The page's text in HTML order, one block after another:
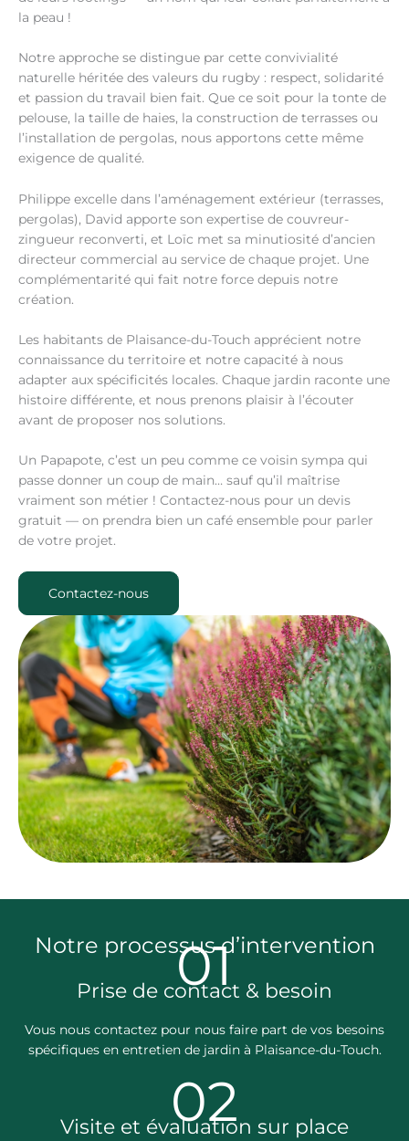
la peau !
Notre approche se distingue par cette convivialité
naturelle héritée des valeurs du rugby : respect, solidarité
et passion du travail bien fait. Que ce soit pour la tonte de
pelouse, la taille de haies, la construction de terrasses ou
l’installation de pergolas, nous apportons cette même
exigence de qualité.
Philippe excelle dans l’aménagement extérieur (terrasses,
pergolas), David apporte son expertise de couvreur-
zingueur reconverti, et Loïc met sa minutiosité d’ancien
directeur commercial au service de chaque projet. Une
complémentarité qui fait notre force depuis notre
création.
Les habitants de Plaisance-du-Touch apprécient notre
connaissance du territoire et notre capacité à nous
adapter aux spécificités locales. Chaque jardin raconte une
histoire différente, et nous prenons plaisir à l’écouter
avant de proposer nos solutions.
Un Papapote, c’est un peu comme ce voisin sympa qui
passe donner un coup de main… sauf qu’il maîtrise
vraiment son métier ! Contactez-nous pour un devis
gratuit — on prendra bien un café ensemble pour parler
de votre projet.
Contactez-nous
Notre processus d’intervention
01
Prise de contact & besoin
Vous nous contactez pour nous faire part de vos besoins
spécifiques en entretien de jardin à Plaisance-du-Touch.
02
Visite et évaluation sur place